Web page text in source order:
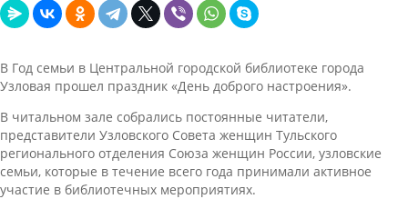
В Год семьи в Центральной городской библиотеке города
Узловая прошел праздник «День доброго настроения».
В читальном зале собрались постоянные читатели,
представители Узловского Совета женщин Тульского
регионального отделения Союза женщин России, узловские
семьи, которые в течение всего года принимали активное
участие в библиотечных мероприятиях.